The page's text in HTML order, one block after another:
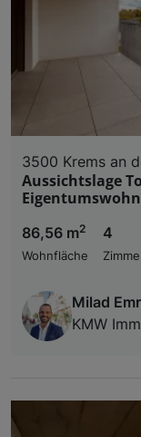
3500 Krems an
Aussichtslage
86,56 m2
Wohnfläche
4
Milad
KMW